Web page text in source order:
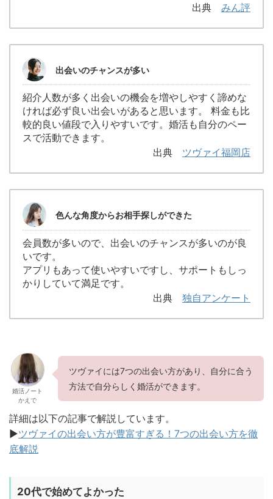
出典 みん評
出会いのチャンスが多い
紹介人数が多く出会いの機会を増やしやすく諦めな
ければ必ず良い出会いがあると思います。 料金も比
較的良い値段で入りやすいです。婚活も自分のペー
スで活動できます。
出典 ツヴァイ福岡店
色んな角度からお相手探しができた
会員数が多いので、出会いのチャンスが多いのが良
いです。
アプリもあって使いやすいですし、サポートもしっ
かりしていて満足です。
出典 独自アンケート
婚活ノート
かえで
ツヴァイには7つの出会い方があり、自分に合う
方法で自分らしく婚活ができます。
詳細は以下の記事で解説しています。
▶︎ツヴァイの出会い方が豊富すぎる！7つの出会い方を徹
底解説
20代で始めてよかった